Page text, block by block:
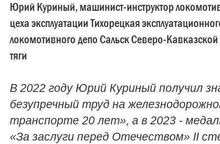
Юрий Куриный, машинист-инструктор
цеха эксплуатации Тихорецкая
локомотивного депо Сальск Северо-
тяги
В 2022 году Юрий Куриный получил
безупречный труд на
транспорте 20 лет», а в 2023 -
«За заслуги перед Отечеством» II